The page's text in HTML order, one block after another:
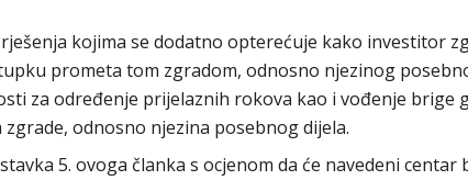
kojima se dodatno opterećuje kako investitor
prometa tom zgradom, odnosno njezinog
za određenje prijelaznih rokova kao i vođenje brige
odnosno njezina posebnog dijela.
5. ovoga članka s ocjenom da će navedeni centar